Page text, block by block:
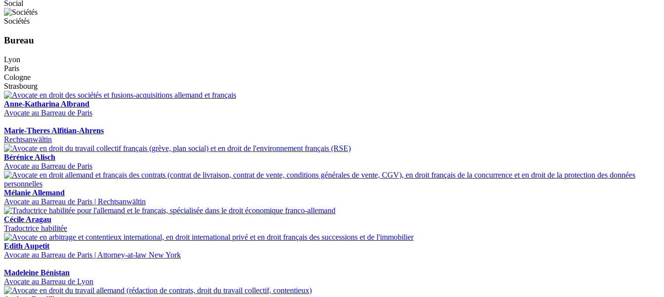
Social
Sociétés
Bureau
Lyon
Paris
Cologne
Strasbourg
Anne-Katharina Albrand
Avocate au Barreau de Paris
Marie-Theres Alfitian-Ahrens
Rechtsanwältin
Bérénice Alisch
Avocate au Barreau de Paris
Mélanie Allemand
Avocate au Barreau de Paris | Rechtsanwältin
Cécile Aragau
Traductrice habilitée
Edith Aupetit
Avocate au Barreau de Paris | Attorney-at-law New York
Madeleine Bénistan
Avocate au Barreau de Lyon